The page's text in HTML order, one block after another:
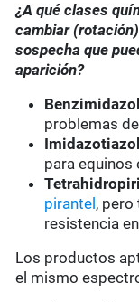
¿A qué clases
cambiar
sospecha que
aparición?
problemas
para equinos
pirantel ,
resistencia
Los productos
el mismo